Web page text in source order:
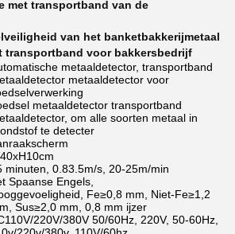
met transportband van de
van het banketbakkerijmetaal
transportband voor bakkersbedrijf
metaaldetector, transportband
metaaldetector voor
metaaldetector transportband
om alle soorten metaal in
te detecter
minuten, 0.83.5m/s, 20-25m/min
Spaanse Engels,
Fe≥0,8 mm, Niet-Fe≥1,2
Sus≥2,0 mm, 0,8 mm ijzer
220V/380V 50/60Hz, 220V, 50-60Hz,